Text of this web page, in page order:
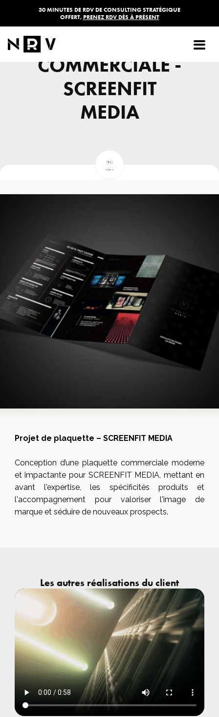
30 MINUTES DE RDV DE CONSULTING STRATÉGIQUE
OFFERT, PRENEZ RDV DÈS À PRÉSENT
COMMERCIALE -
SCREENFIT
MEDIA
Projet de plaquette – SCREENFIT MEDIA
Conception d’une plaquette commerciale moderne
et impactante pour SCREENFIT MEDIA, mettant en
avant l'expertise, les spécificités produits et
l'accompagnement pour valoriser l'image de
marque et séduire de nouveaux prospects.
Les autres réalisations du client